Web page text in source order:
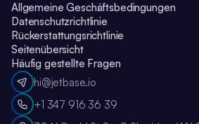
Allgemeine Geschäftsbedingungen
Datenschutzrichtlinie
Rückerstattungsrichtlinie
Seitenübersicht
Häufig gestellte Fragen
hi@jetbase.io
+1 347 916 36 39